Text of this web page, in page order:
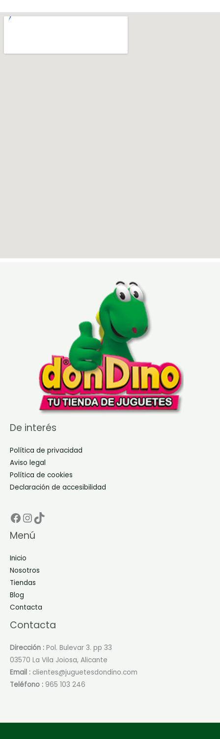
De interés
Política de privacidad
Aviso legal
Política de cookies
Declaración de accesibilidad
Facebook Don Dino
Instagram Don Dino
TikTok Don Dino
Menú
Inicio
Nosotros
Tiendas
Blog
Contacta
Contacta
Dirección : Pol. Bulevar 3. pp 33
03570 La Vila Joiosa, Alicante
Email : clientes@juguetesdondino.com
Teléfono : 965 103 246